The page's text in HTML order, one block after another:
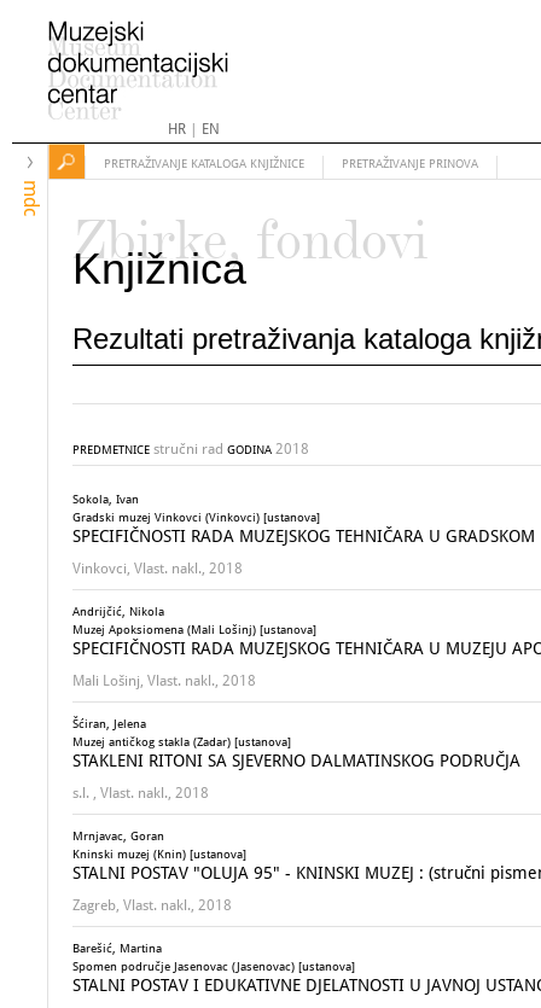
HR| EN
mdc
PRETRAŽIVANJE KATALOGA KNJIŽNICE PRETRAŽIVANJE PRINOVA
Zbirke, fondovi
Knjižnica
Rezultati pretraživanja kataloga
PREDMETNICE stručni rad GODINA 2018
Sokola, Ivan
Gradski muzej Vinkovci (Vinkovci) [ustanova]
SPECIFIČNOSTI RADA MUZEJSKOG TEHNIČARA U
Vinkovci, Vlast. nakl., 2018
Andrijčić, Nikola
Muzej Apoksiomena (Mali Lošinj) [ustanova]
SPECIFIČNOSTI RADA MUZEJSKOG TEHNIČARA U MUZEJU
Mali Lošinj, Vlast. nakl., 2018
Šćiran, Jelena
Muzej antičkog stakla (Zadar) [ustanova]
STAKLENI RITONI SA SJEVERNO DALMATINSKOG PODRUČJA
s.l. , Vlast. nakl., 2018
Mrnjavac, Goran
Kninski muzej (Knin) [ustanova]
STALNI POSTAV "OLUJA 95" - KNINSKI MUZEJ : (stručni
Zagreb, Vlast. nakl., 2018
Barešić, Martina
Spomen područje Jasenovac (Jasenovac) [ustanova]
STALNI POSTAV I EDUKATIVNE DJELATNOSTI U JAVNOJ